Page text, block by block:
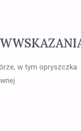
w tym opryszczka